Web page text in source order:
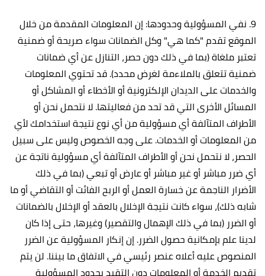
9. نفي المسؤولية وحدودها: إن المعلومات المقدمة من خلال
الموقع تقدم "كما هي" وكل الضمانات سواء صريحة أو ضمنية
تعتبر ملغاة (بما في ذلك دون حصر، التنازل عن أي ضمانات
ضمنية تتعلق بالملاءمة لغرض محدد). قد تحتوي المعلومات
والخدمات على الديدان الإلكترونية أو الأخطاء أو المشاكل أو
المسائل الأخرى التي قد تحد من فعاليتها. لا نتحمل نحن أو
الأطراف المتآلفة أي مسؤولية من أي نوع نتيجة استخدامك لأي
من المعلومات أو الخدمات. على وجه الخصوص وليس على سبيل
الحصر، لا نتحمل نحن أو الأطراف المتآلفة أي مسؤولية ناتجة عن
أي ضرر مباشر أو غير مباشر أو عارض أو تبعي (بما في ذلك
الأضرار الناجمة عن خسارة العمل أو الربح الفائت أو التقاضي أو ما
شابه ذلك)، سواء كانت نتيجة الإخلال بالعقد أو الإخلال بالضمانات
أو الضرر (بما في ذلك الإهمال والتقصير) وغيرها، حتى إذا كان
لدينا علم بإمكانية حصول الضرر. إن إنكار المسؤولية عن الضرر
المنصوص عليه أعلاه عنصر رئيسي في الاتفاق ما بيننا. لن يتم
تقديم الخدمة أو المعلومات دون التقيد بحدود المسؤولية